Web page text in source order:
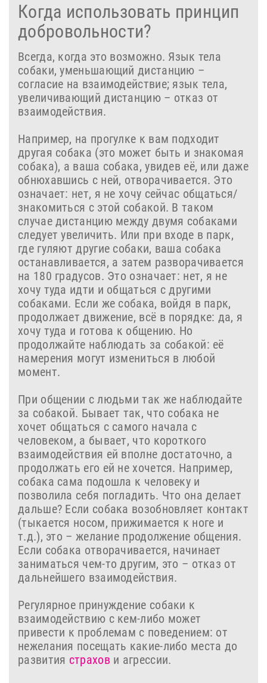
Когда использовать принцип
добровольности?
Всегда, когда это возможно. Язык тела
собаки, уменьшающий дистанцию –
согласие на взаимодействие; язык тела,
увеличивающий дистанцию – отказ от
взаимодействия.
Например, на прогулке к вам подходит
другая собака (это может быть и знакомая
собака), а ваша собака, увидев её, или даже
обнюхавшись с ней, отворачивается. Это
означает: нет, я не хочу сейчас общаться/
знакомиться с этой собакой. В таком
случае дистанцию между двумя собаками
следует увеличить. Или при входе в парк,
где гуляют другие собаки, ваша собака
останавливается, а затем разворачивается
на 180 градусов. Это означает: нет, я не
хочу туда идти и общаться с другими
собаками. Если же собака, войдя в парк,
продолжает движение, всё в порядке: да, я
хочу туда и готова к общению. Но
продолжайте наблюдать за собакой: её
намерения могут измениться в любой
момент.
При общении с людьми так же наблюдайте
за собакой. Бывает так, что собака не
хочет общаться с самого начала с
человеком, а бывает, что короткого
взаимодействия ей вполне достаточно, а
продолжать его ей не хочется. Например,
собака сама подошла к человеку и
позволила себя погладить. Что она делает
дальше? Если собака возобновляет контакт
(тыкается носом, прижимается к ноге и
т.д.), это – желание продолжение общения.
Если собака отворачивается, начинает
заниматься чем-то другим, это – отказ от
дальнейшего взаимодействия.
Регулярное принуждение собаки к
взаимодействию с кем-либо может
привести к проблемам с поведением: от
нежелания посещать какие-либо места до
развития страхов и агрессии.